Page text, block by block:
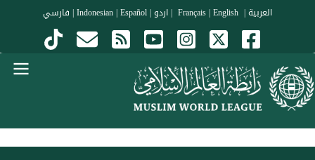
تجاوز إلى المحتوى الرئيسي
العربية|
|English
| اردو|
Indonesian |Español
| فارسي